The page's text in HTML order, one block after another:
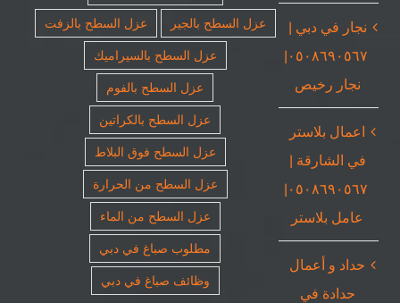
نجار في دبي |
٠٥٠٨٦٩٠٥٦٧|
نجار رخيص
اعمال بلاستر
في الشارقة |
٠٥٠٨٦٩٠٥٦٧|
عامل بلاستر
حداد و أعمال
حدادة في
عزل السطح بالجير
عزل السطح بالزفت
عزل السطح بالسيراميك
عزل السطح بالفوم
عزل السطح بالكراتين
عزل السطح فوق البلاط
عزل السطح من الحرارة
عزل السطح من الماء
مطلوب صباغ في دبي
وظائف صباغ في دبي